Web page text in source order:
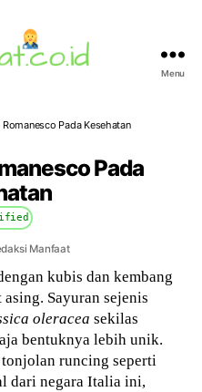
Menu
Pada Kesehatan
Pada
Manfaat
kubis dan kembang
Sayuran sejenis
oleraceasekilas
bentuknya lebih unik.
runcing seperti
dari negara Italia ini,